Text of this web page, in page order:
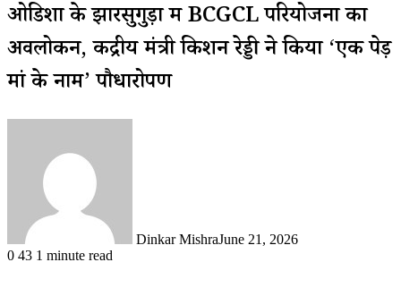
ओडिशा के झारसुगुड़ा में BCGCL परियोजना का
अवलोकन, केंद्रीय मंत्री किशन रेड्डी ने किया ‘एक पेड़
मां के नाम’ पौधारोपण
Dinkar MishraJune 21, 2026
0 43 1 minute read